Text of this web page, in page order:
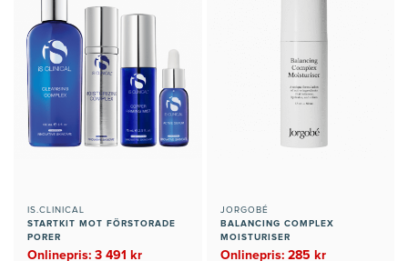
IS.CLINICAL
STARTKIT MOT FÖRSTORADE
PORER
Onlinepris: 3 491 kr
JORGOBÉ
BALANCING COMPLEX
MOISTURISER
Onlinepris: 285 kr